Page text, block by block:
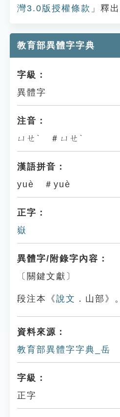
灣3.0版授權條款 」釋出
教育部異體字字典
字級：
異體字
注音：
ㄩㄝˋ ＃ㄩㄝˋ
漢語拼音：
yuè ＃yuè
正字：
嶽
異體字/附錄字內容：
〔關鍵文獻〕
段注本《說文 ．山部》。
資料來源：
教育部異體字字典_岳
字級：
正字